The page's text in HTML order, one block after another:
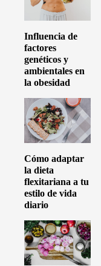
Influencia de
factores
genéticos y
ambientales en
la obesidad
Cómo adaptar
la dieta
flexitariana a tu
estilo de vida
diario